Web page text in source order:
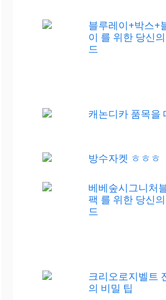
블루레이+박스+
이 를 위한 당신
드
캐논디카 품목을
방수자켓 ㅎㅎㅎ
베베숲시그니처
팩 를 위한 당신
드
크리오로지벨트
의 비밀 팁